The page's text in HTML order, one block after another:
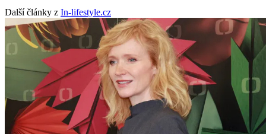
Další články z In-lifestyle.cz